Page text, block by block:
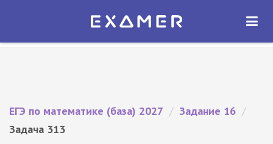
Экзамер — ЕГЭ 2027
ОТКРЫТЬ
ЕГЭ по математике (база) 2027 / Задание 16 /
Задача 313